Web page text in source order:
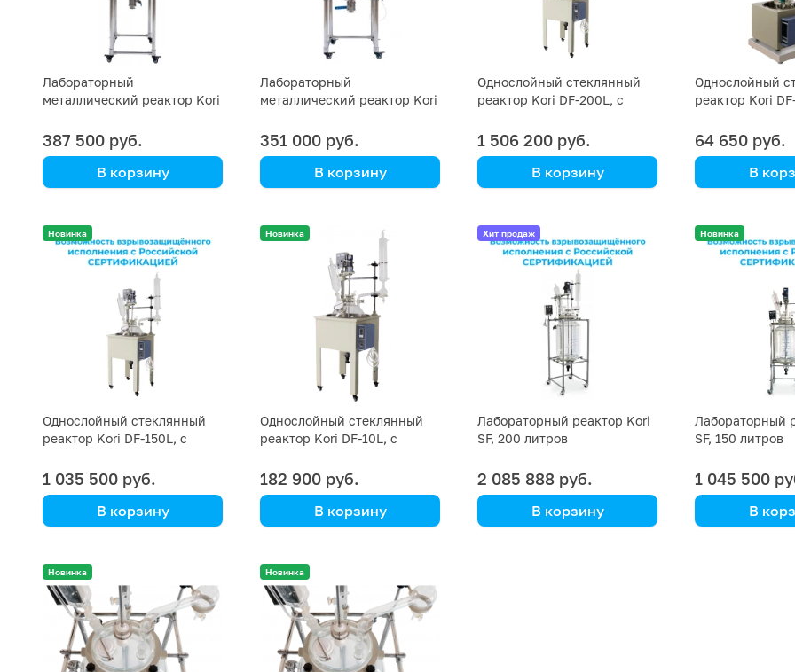
Лабораторный
металлический реактор Kori
387 500 руб.
В корзину
Из нержавеющей стали
SUS 316, с рубашкой
Лабораторный
металлический реактор Kori
351 000 руб.
В корзину
Из нержавеющей стали
SUS 316, с рубашкой
Однослойный стеклянный
реактор Kori DF-200L, с
1 506 200 руб.
В корзину
Однослойный
реактор Kori
64 650 руб.
В
Новинка
Однослойный стеклянный
реактор Kori DF-150L, с
1 035 500 руб.
В корзину
Новинка
Однослойный стеклянный
реактор Kori DF-10L, с
182 900 руб.
В корзину
Хит продаж
Лабораторный реактор Kori
SF, 200 литров
2 085 888 руб.
В корзину
Новинка
Лабораторный
SF, 150 литров
1 045 500
В
Новинка Новинка